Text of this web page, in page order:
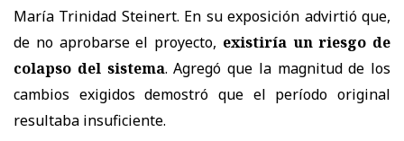
María Trinidad Steinert. En su exposición advirtió que,
de no aprobarse el proyecto, existiría un riesgo de
colapso del sistema. Agregó que la magnitud de los
cambios exigidos demostró que el período original
resultaba insuficiente.